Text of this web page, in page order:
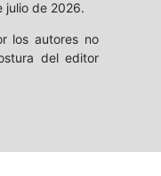
julio de 2026.
los autores no
del editor